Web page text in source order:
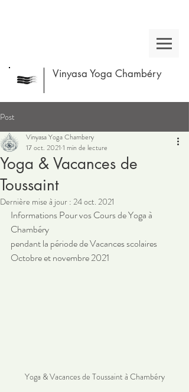
Vinyasa Yoga Chambéry
Post
Yoga & Vacances de
Toussaint
Vinyasa Yoga Chambery
17 oct. 2021 1 min de lecture
Dernière mise à jour : 24 oct. 2021
Informations Pour vos Cours de Yoga à
Chambéry
pendant la période de Vacances scolaires
Octobre et novembre 2021
Yoga & Vacances de Toussaint à Chambéry